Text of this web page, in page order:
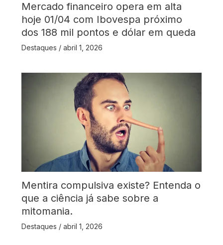
Mercado financeiro opera em alta
hoje 01/04 com Ibovespa próximo
dos 188 mil pontos e dólar em queda
Destaques / abril 1, 2026
Mentira compulsiva existe? Entenda o
que a ciência já sabe sobre a
mitomania.
Destaques / abril 1, 2026